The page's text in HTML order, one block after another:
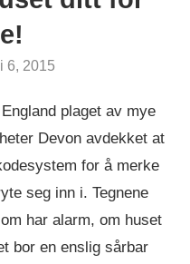
6, 2015
plaget av mye
Devon avdekket at
for å merke
seg inn i. Tegnene
har alarm, om huset
bor en enslig sårbar